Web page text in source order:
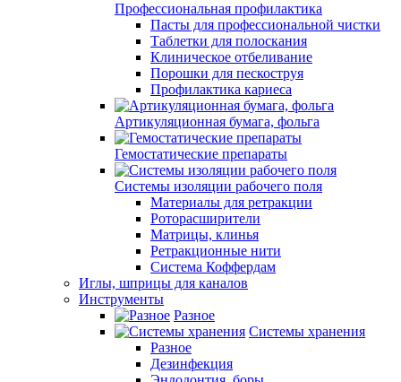
Профессиональная профилактика
Пасты для профессиональной чистки
Таблетки для полоскания
Клиническое отбеливание
Порошки для пескоструя
Профилактика кариеса
Артикуляционная бумага, фольга
Гемостатические препараты
Системы изоляции рабочего поля
Материалы для ретракции
Роторасширители
Матрицы, клинья
Ретракционные нити
Система Коффердам
Иглы, шприцы для каналов
Инструменты
Разное
Системы хранения
Разное
Дезинфекция